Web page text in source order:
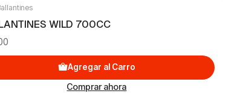
WILD 700CC
Agregar al Carro
Comprar ahora